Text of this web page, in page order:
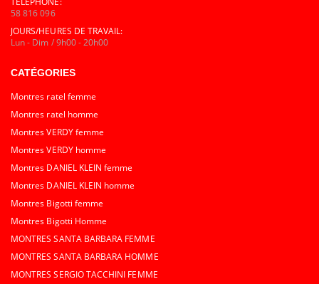
58 816 096
JOURS/HEURES DE TRAVAIL:
Lun - Dim / 9h00 - 20h00
CATÉGORIES
Montres ratel femme
Montres ratel homme
Montres VERDY femme
Montres VERDY homme
Montres DANIEL KLEIN femme
Montres DANIEL KLEIN homme
Montres Bigotti femme
Montres Bigotti Homme
MONTRES SANTA BARBARA FEMME
MONTRES SANTA BARBARA HOMME
MONTRES SERGIO TACCHINI FEMME